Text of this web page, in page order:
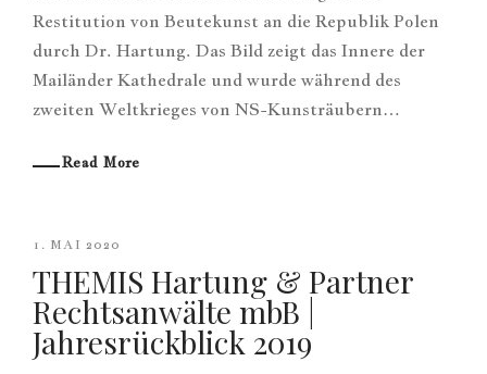
Restitution von Beutekunst an die Republik Polen
durch Dr. Hartung. Das Bild zeigt das Innere der
Mailänder Kathedrale und wurde während des
zweiten Weltkrieges von NS-Kunsträubern…
Read More
1. MAI 2020
THEMIS Hartung & Partner
Rechtsanwälte mbB |
Jahresrückblick 2019